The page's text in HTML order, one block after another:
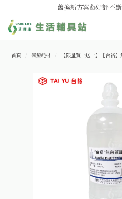
舊換新方案👍好評不
首頁 醫療耗材 【限量買一送一】【台裕